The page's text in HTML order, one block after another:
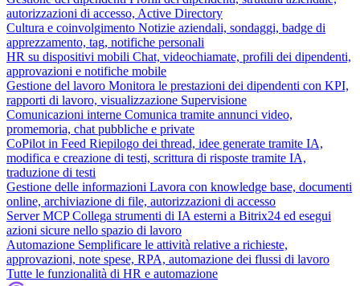
autorizzazioni di accesso, Active Directory
Cultura e coinvolgimento Notizie aziendali, sondaggi, badge di
apprezzamento, tag, notifiche personali
HR su dispositivi mobili Chat, videochiamate, profili dei dipendenti,
approvazioni e notifiche mobile
Gestione del lavoro Monitora le prestazioni dei dipendenti con KPI,
rapporti di lavoro, visualizzazione Supervisione
Comunicazioni interne Comunica tramite annunci video,
promemoria, chat pubbliche e private
CoPilot in Feed Riepilogo dei thread, idee generate tramite IA,
modifica e creazione di testi, scrittura di risposte tramite IA,
traduzione di testi
Gestione delle informazioni Lavora con knowledge base, documenti
online, archiviazione di file, autorizzazioni di accesso
Server MCP Collega strumenti di IA esterni a Bitrix24 ed esegui
azioni sicure nello spazio di lavoro
Automazione Semplificare le attività relative a richieste,
approvazioni, note spese, RPA, automazione dei flussi di lavoro
Tutte le funzionalità di HR e automazione